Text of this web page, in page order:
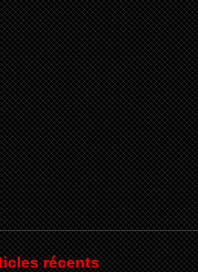
récents